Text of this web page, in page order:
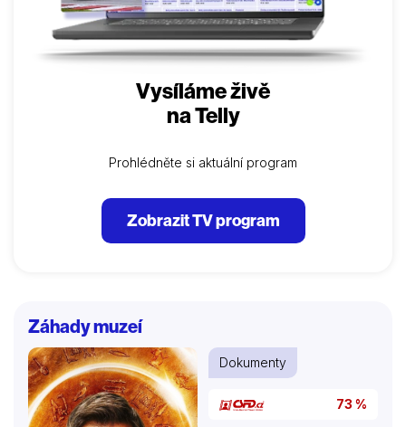
Vysíláme živě
na Telly
Prohlédněte si aktuální program
Zobrazit TV program
Záhady muzeí
Dokumenty
73 %